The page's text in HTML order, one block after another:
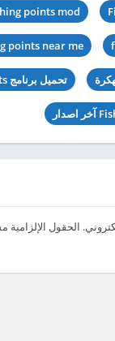
points mod
points near me
تحميل برنامج fishing points
الحقول الإلزامية